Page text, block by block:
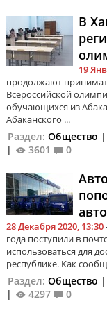
В
19
продолжают
Всероссийской
обучающихся из
Абаканского ...
Раздел: Общество |
|
3601 0
28 Декабря 2020, 13:30
года поступили в
использоваться для
республике. Как
Раздел: Общество |
|
4297 0